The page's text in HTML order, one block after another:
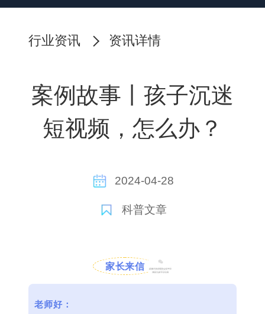
行业资讯 资讯详情
案例故事丨孩子沉迷
短视频，怎么办？
2024-04-28
科普文章
家长来信
老师好：